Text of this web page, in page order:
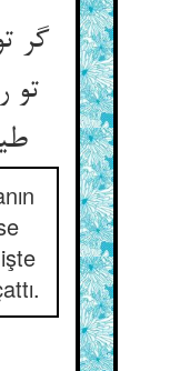
گر
تو